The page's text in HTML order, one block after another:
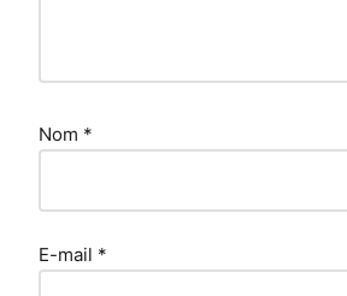
Nom *
E-mail *